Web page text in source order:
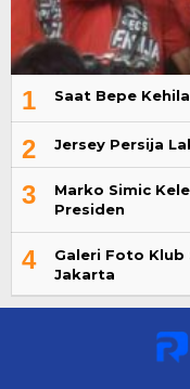
1 Saat Bepe
2 Jersey Persija
3
Marko Simic
Presiden
4
Galeri Foto Klub
Jakarta